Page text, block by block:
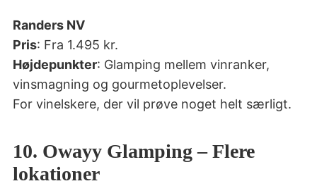
Randers NV
Pris: Fra 1.495 kr.
Højdepunkter: Glamping mellem vinranker,
vinsmagning og gourmetoplevelser.
For vinelskere, der vil prøve noget helt særligt.
10. Owayy Glamping – Flere
lokationer